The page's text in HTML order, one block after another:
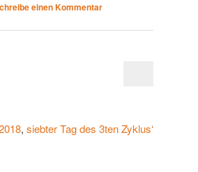
einen Kommentar
, siebter Tag des 3ten Zyklus‘